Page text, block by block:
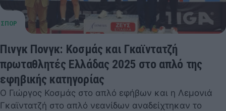
Πινγκ Πονγκ: Κοσμάς και Γκαϊντατζή
πρωταθλητές Ελλάδας 2025 στο απλό της
εφηβικής κατηγορίας
Ο Γιώργος Κοσμάς στο απλό εφήβων και η Λεμονιά
Γκαϊντατζή στο απλό νεανίδων αναδείχτηκαν το